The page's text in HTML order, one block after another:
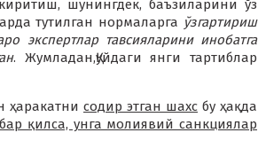
шунингдек, баъзиларини ўз
тутилган нормаларга ўзгартириш
экспертлар тавсияларини инобатга
. Жумладан,Қуйдаги янги тартиблар
ҳаракатни содир этган шахс бу ҳақда
қилса, унга молиявий санкциялар